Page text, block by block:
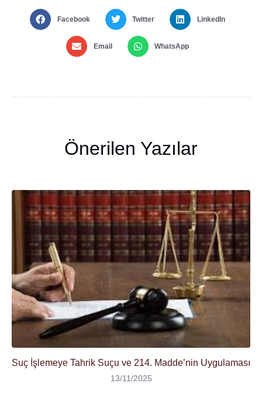
Facebook Twitter LinkedIn
Email WhatsApp
Önerilen Yazılar
Suç İşlemeye Tahrik Suçu ve 214. Madde’nin Uygulaması
13/11/2025